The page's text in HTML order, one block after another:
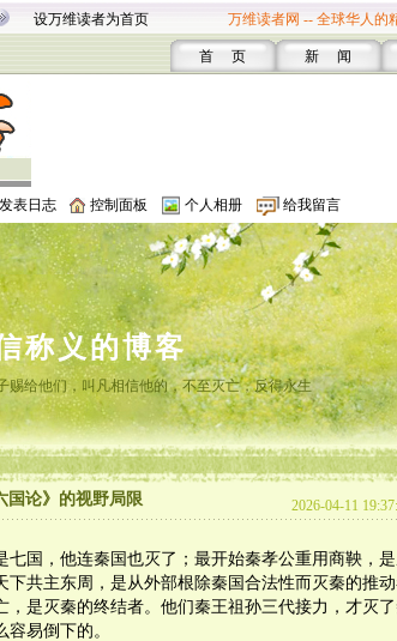
设万维读者为首页 万维读者网 -- 全球华人的
首 页 新 闻
发表日志 控制面板 个人相册 给我留言
称义的博客
赐给他们，叫凡相信他的，不至灭亡，反得永生
国论》的视野局限 2026-04-11
七国，他连秦国也灭了；最开始秦孝公重用商鞅，
下共主东周，是从外部根除秦国合法性而灭秦的推
，是灭秦的终结者。他们秦王祖孙三代接力，才灭
易倒下的。